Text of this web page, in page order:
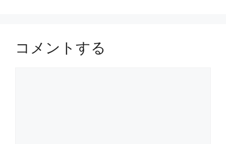
コメントする